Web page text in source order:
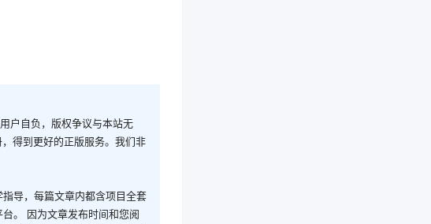
户自负，版权争议与本站无
得到更好的正版服务。我们非
导，每篇文章内都含项目全套
。 因为文章发布时间和您阅